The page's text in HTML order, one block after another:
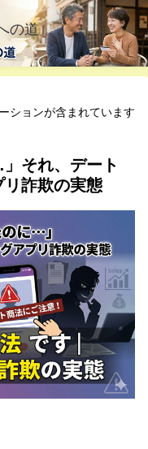
の道
ションが含まれています
それ、デート
詐欺の実態